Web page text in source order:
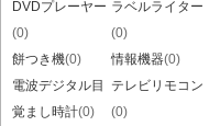
DVDプレーヤー
(0)
ラベルライター
(0)
餅つき機(0) 情報機器(0)
電波デジタル目
覚まし時計(0)
テレビリモコン
(0)